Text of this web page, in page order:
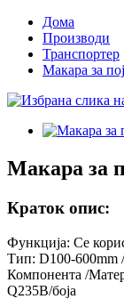
Дома
Производи
Транспортер
Макара за
Макара за
Краток опис:
Функција: Се
Тип: D100-600mm
Компонента /
Q235B/боја